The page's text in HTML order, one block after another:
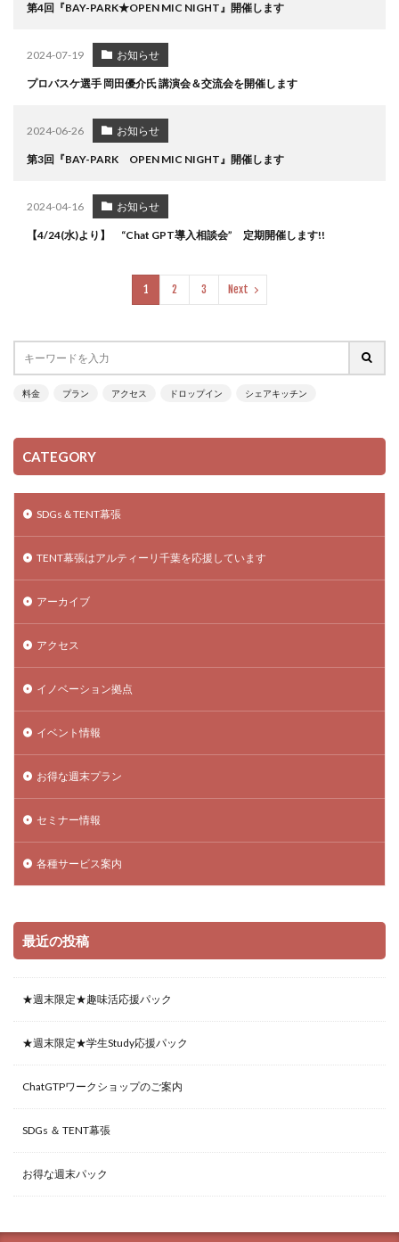
第4回『BAY-PARK★OPEN MIC NIGHT』開催します
2024-07-19 お知らせ
プロバスケ選手 岡田優介氏 講演会＆交流会を開催します
2024-06-26 お知らせ
第3回『BAY-PARK OPEN MIC NIGHT』開催します
2024-04-16 お知らせ
【4/24(水)より】 “Chat GPT導入相談会” 定期開催します!!
1 2 3 Next
料金 プラン アクセス ドロップイン シェアキッチン
CATEGORY
SDGs＆TENT幕張
TENT幕張はアルティーリ千葉を応援しています
アーカイブ
アクセス
イノベーション拠点
イベント情報
お得な週末プラン
セミナー情報
各種サービス案内
最近の投稿
★週末限定★趣味活応援パック
★週末限定★学生Study応援パック
ChatGTPワークショップのご案内
SDGs ＆ TENT幕張
お得な週末パック